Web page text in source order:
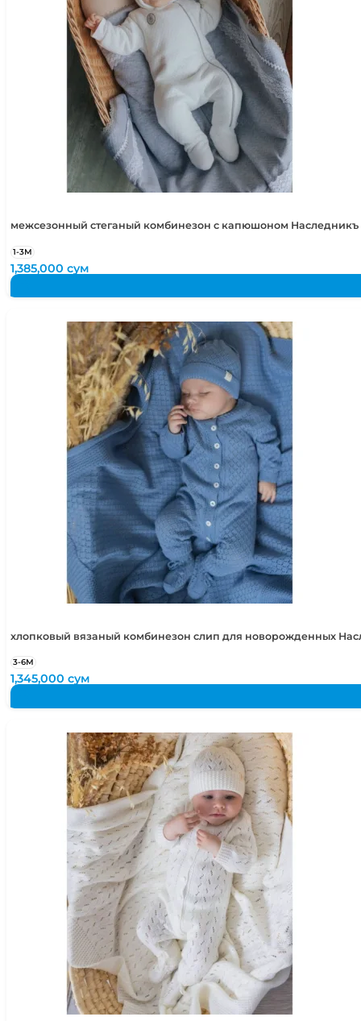
межсезонный стеганый комбинезон с капюшоном Наследникъ
1-3М
1,385,000сум
хлопковый вязаный комбинезон слип для новорожденных
3-6М
1,345,000сум